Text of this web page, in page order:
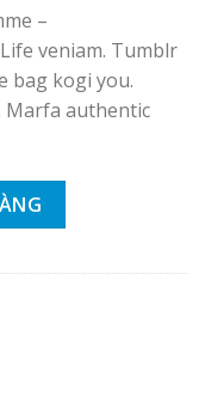
–
veniam. Tumblr
bag kogi you.
Marfa authentic